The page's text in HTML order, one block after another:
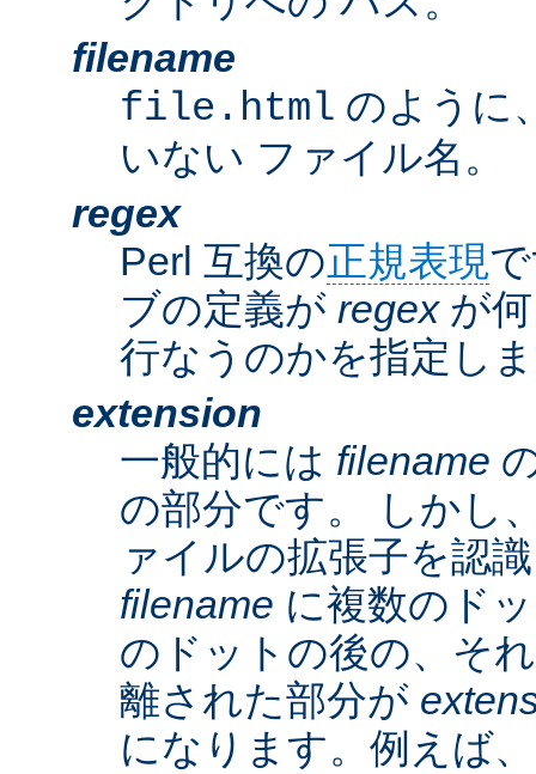
filename
file.html のように
いない ファイル名。
regex
Perl 互換の正規表現
ブの定義が regexが何
行なうのかを指定し
extension
一般的には filename
の部分です。 しかし
ァイルの拡張子を認
filename に複数のド
のドットの後の、そ
離された部分が
になります。例えば、